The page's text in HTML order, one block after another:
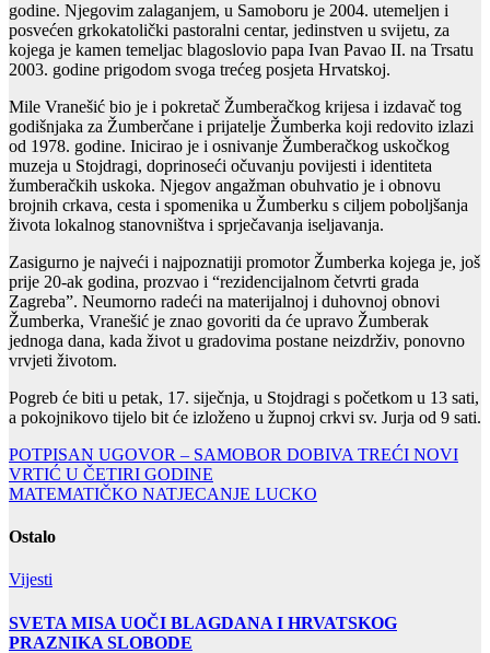
godine. Njegovim zalaganjem, u Samoboru je 2004. utemeljen i
posvećen grkokatolički pastoralni centar, jedinstven u svijetu, za
kojega je kamen temeljac blagoslovio papa Ivan Pavao II. na Trsatu
2003. godine prigodom svoga trećeg posjeta Hrvatskoj.
Mile Vranešić bio je i pokretač Žumberačkog krijesa i izdavač tog
godišnjaka za Žumberčane i prijatelje Žumberka koji redovito izlazi
od 1978. godine. Inicirao je i osnivanje Žumberačkog uskočkog
muzeja u Stojdragi, doprinoseći očuvanju povijesti i identiteta
žumberačkih uskoka. Njegov angažman obuhvatio je i obnovu
brojnih crkava, cesta i spomenika u Žumberku s ciljem poboljšanja
života lokalnog stanovništva i sprječavanja iseljavanja.
Zasigurno je najveći i najpoznatiji promotor Žumberka kojega je, još
prije 20-ak godina, prozvao i “rezidencijalnom četvrti grada
Zagreba”. Neumorno radeći na materijalnoj i duhovnoj obnovi
Žumberka, Vranešić je znao govoriti da će upravo Žumberak
jednoga dana, kada život u gradovima postane neizdrživ, ponovno
vrvjeti životom.
Pogreb će biti u petak, 17. siječnja, u Stojdragi s početkom u 13 sati,
a pokojnikovo tijelo bit će izloženo u župnoj crkvi sv. Jurja od 9 sati.
Navigacija
objava
POTPISAN UGOVOR – SAMOBOR DOBIVA TREĆI NOVI
VRTIĆ U ČETIRI GODINE
MATEMATIČKO NATJECANJE LUCKO
Ostalo
Vijesti
SVETA MISA UOČI BLAGDANA I HRVATSKOG
PRAZNIKA SLOBODE